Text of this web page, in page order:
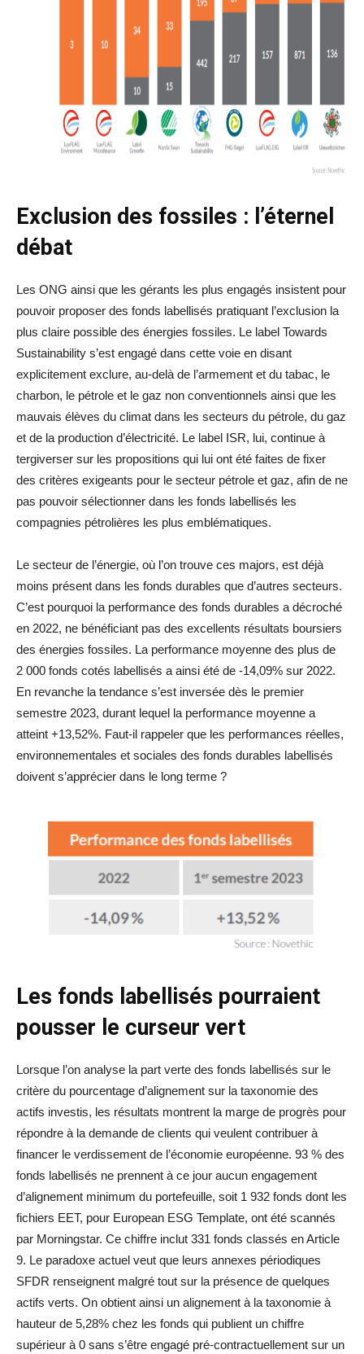
Exclusion des fossiles : l’éternel
débat
Les ONG ainsi que les gérants les plus engagés insistent pour
pouvoir proposer des fonds labellisés pratiquant l’exclusion la
plus claire possible des énergies fossiles. Le label Towards
Sustainability s’est engagé dans cette voie en disant
explicitement exclure, au-delà de l’armement et du tabac, le
charbon, le pétrole et le gaz non conventionnels ainsi que les
mauvais élèves du climat dans les secteurs du pétrole, du gaz
et de la production d’électricité. Le label ISR, lui, continue à
tergiverser sur les propositions qui lui ont été faites de fixer
des critères exigeants pour le secteur pétrole et gaz, afin de ne
pas pouvoir sélectionner dans les fonds labellisés les
compagnies pétrolières les plus emblématiques.
Le secteur de l’énergie, où l’on trouve ces majors, est déjà
moins présent dans les fonds durables que d’autres secteurs.
C’est pourquoi la performance des fonds durables a décroché
en 2022, ne bénéficiant pas des excellents résultats boursiers
des énergies fossiles. La performance moyenne des plus de
2 000 fonds cotés labellisés a ainsi été de -14,09% sur 2022.
En revanche la tendance s’est inversée dès le premier
semestre 2023, durant lequel la performance moyenne a
atteint +13,52%. Faut-il rappeler que les performances réelles,
environnementales et sociales des fonds durables labellisés
doivent s’apprécier dans le long terme ?
Les fonds labellisés pourraient
pousser le curseur vert
Lorsque l’on analyse la part verte des fonds labellisés sur le
critère du pourcentage d’alignement sur la taxonomie des
actifs investis, les résultats montrent la marge de progrès pour
répondre à la demande de clients qui veulent contribuer à
financer le verdissement de l’économie européenne. 93 % des
fonds labellisés ne prennent à ce jour aucun engagement
d’alignement minimum du portefeuille, soit 1 932 fonds dont les
fichiers EET, pour European ESG Template, ont été scannés
par Morningstar. Ce chiffre inclut 331 fonds classés en Article
9. Le paradoxe actuel veut que leurs annexes périodiques
SFDR renseignent malgré tout sur la présence de quelques
actifs verts. On obtient ainsi un alignement à la taxonomie à
hauteur de 5,28% chez les fonds qui publient un chiffre
supérieur à 0 sans s’être engagé pré-contractuellement sur un